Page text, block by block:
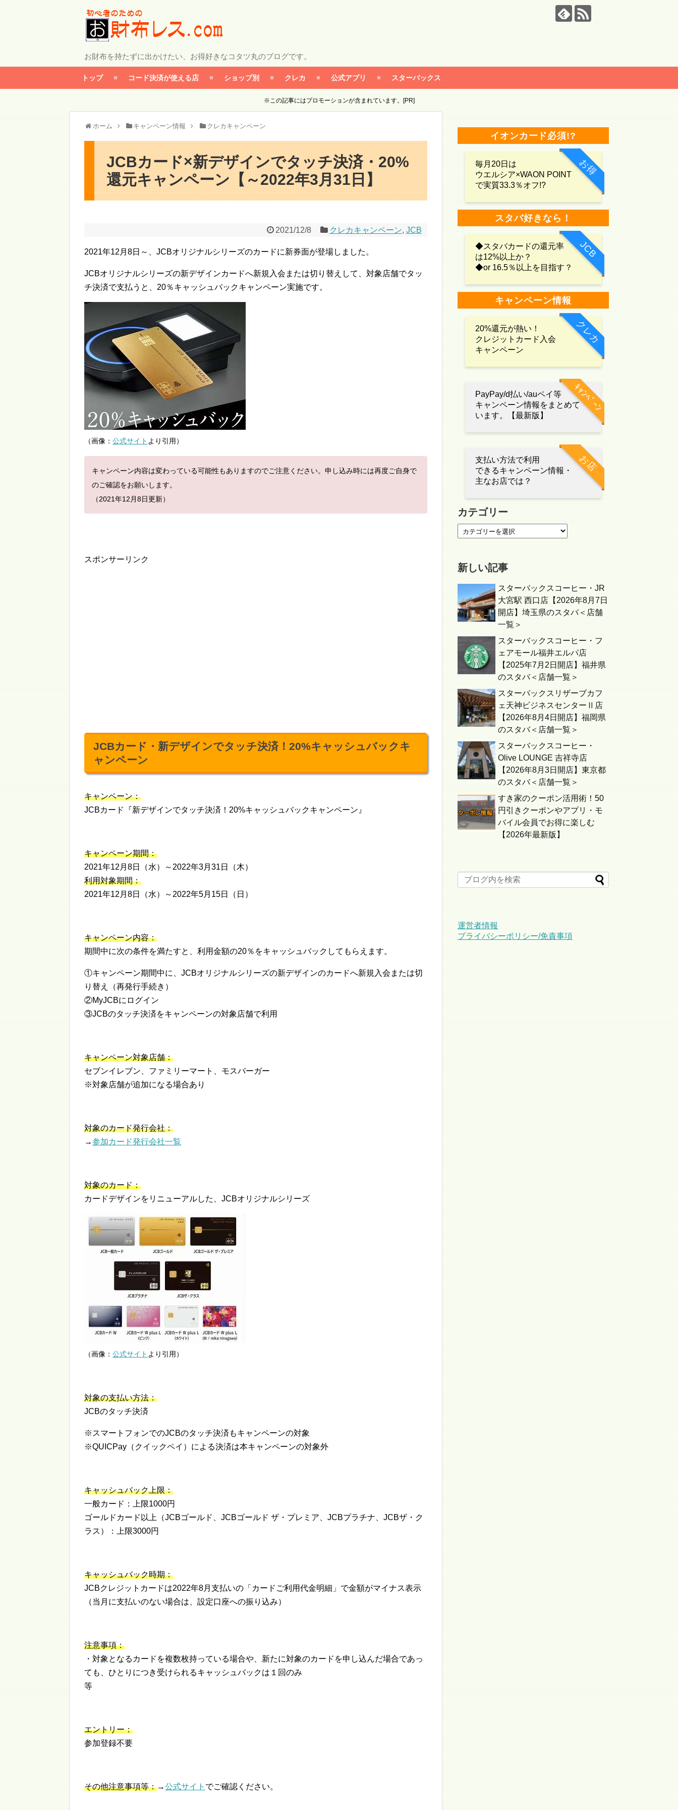
お財布を持たずに出かけたい、お得好きなコタツ丸のブログです。
トップ コード決済が使える店 ショップ別 クレカ 公式アプリ スターバックス
※この記事にはプロモーションが含まれています。[PR]
ホーム キャンペーン情報 クレカキャンペーン
JCBカード×新デザインでタッチ決済・20%
還元キャンペーン【～2022年3月31日】
2021/12/8 クレカキャンペーン, JCB
2021年12月8日～、JCBオリジナルシリーズのカードに新券面が登場しました。
JCBオリジナルシリーズの新デザインカードへ新規入会または切り替えして、対象店舗でタッ
チ決済で支払うと、20％キャッシュバックキャンペーン実施です。
（画像： 公式サイト より引用）
キャンペーン内容は変わっている可能性もありますのでご注意ください。申し込み時には再度ご自身で
のご確認をお願いします。
（2021年12月8日更新）
スポンサーリンク
JCBカード・新デザインでタッチ決済！20%キャッシュバックキ
ャンペーン
キャンペーン：
JCBカード『新デザインでタッチ決済！20%キャッシュバックキャンペーン』
キャンペーン期間：
2021年12月8日（水）～2022年3月31日（木）
利用対象期間：
2021年12月8日（水）～2022年5月15日（日）
キャンペーン内容：
期間中に次の条件を満たすと、利用金額の20％をキャッシュバックしてもらえます。
①キャンペーン期間中に、JCBオリジナルシリーズの新デザインのカードへ新規入会または切
り替え（再発行手続き）
②MyJCBにログイン
③JCBのタッチ決済をキャンペーンの対象店舗で利用
キャンペーン対象店舗：
セブンイレブン、ファミリーマート、モスバーガー
※対象店舗が追加になる場合あり
対象のカード発行会社：
→参加カード発行会社一覧
対象のカード：
カードデザインをリニューアルした、JCBオリジナルシリーズ
（画像： 公式サイト より引用）
対象の支払い方法：
JCBのタッチ決済
※スマートフォンでのJCBのタッチ決済もキャンペーンの対象
※QUICPay（クイックペイ）による決済は本キャンペーンの対象外
キャッシュバック上限：
一般カード：上限1000円
ゴールドカード以上（JCBゴールド、JCBゴールド ザ・プレミア、JCBプラチナ、JCBザ・ク
ラス）：上限3000円
キャッシュバック時期：
JCBクレジットカードは2022年8月支払いの「カードご利用代金明細」で金額がマイナス表示
（当月に支払いのない場合は、設定口座への振り込み）
注意事項：
・対象となるカードを複数枚持っている場合や、新たに対象のカードを申し込んだ場合であっ
ても、ひとりにつき受けられるキャッシュバックは１回のみ
等
エントリー：
参加登録不要
その他注意事項等：→公式サイト でご確認ください。
イオンカード必須!?
お得
毎月20日は
ウエルシア×WAON POINT
で実質33.3％オフ!?
スタバ好きなら！
JCB
◆スタバカードの還元率
は12%以上か？
◆or 16.5％以上を目指す？
キャンペーン情報
クレカ
20%還元が熱い！
クレジットカード入会
キャンペーン
ｷｬﾝﾍﾟｰﾝ
PayPay/d払い/auペイ等
キャンペーン情報をまとめて
います。【最新版】
お店
支払い方法で利用
できるキャンペーン情報・
主なお店では？
カテゴリー
新しい記事
スターバックスコーヒー・JR
大宮駅 西口店【2026年8月7日
開店】埼玉県のスタバ＜店舗
一覧＞
スターバックスコーヒー・フ
ェアモール福井エルパ店
【2025年7月2日開店】福井県
のスタバ＜店舗一覧＞
スターバックスリザーブカフ
ェ天神ビジネスセンターⅡ店
【2026年8月4日開店】福岡県
のスタバ＜店舗一覧＞
スターバックスコーヒー・
Olive LOUNGE 吉祥寺店
【2026年8月3日開店】東京都
のスタバ＜店舗一覧＞
すき家のクーポン活用術！50
円引きクーポンやアプリ・モ
バイル会員でお得に楽しむ
【2026年最新版】
運営者情報
プライバシーポリシー/免責事項